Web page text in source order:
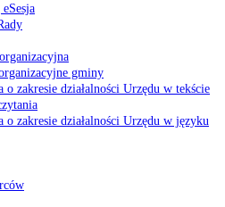
gminy
o zakresie działalności Urzędu w tekście
o zakresie działalności Urzędu w języku